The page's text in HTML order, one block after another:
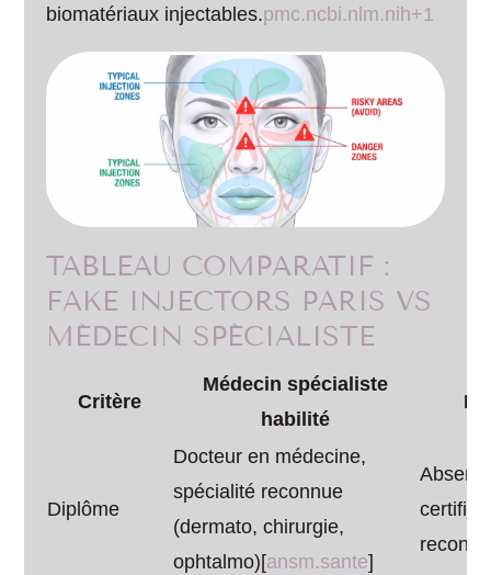
biomatériaux injectables.pmc.ncbi.nlm.nih+1
TABLEAU COMPARATIF :
FAKE INJECTORS PARIS VS
MÉDECIN SPÉCIALISTE
Critère
Médecin spécialiste
habilité
Diplôme
Docteur en médecine,
spécialité reconnue
(dermato, chirurgie,
ophtalmo)[ansm.sante]​